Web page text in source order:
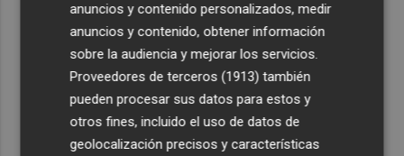
Los premios Pencho Cros reconocen a grandes
referentes del flamenco en el Cante de las Minas
El pregón de Festes d'Elx 2026, con Josan, en imágenes
Emergencias activa la situación 2 del PEIF y confina
Sierra Engarcerán por el humo del incendio forestal
anuncios y contenido personalizados, medir
anuncios y contenido, obtener información
sobre la audiencia y mejorar los servicios.
Proveedores de terceros (1913) también
pueden procesar sus datos para estos y
otros fines, incluido el uso de datos de
geolocalización precisos y características